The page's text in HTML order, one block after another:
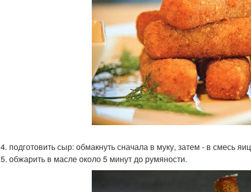
4. подготовить сыр: обмакнуть сначала в муку, затем - в смесь
5. обжарить в масле около 5 минут до румяности.